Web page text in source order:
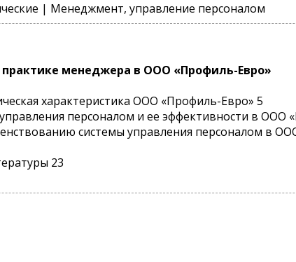
| Менеджмент, управление персоналом
менеджера в ООО «Профиль-Евро»
характеристика ООО «Профиль-Евро» 5
персоналом и ее эффективности в ООО
системы управления персоналом в
23